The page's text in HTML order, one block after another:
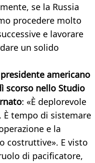
se la Russia
procedere molto
e lavorare
un solido
americano
scorso nello Studio
: «È deplorevole
È tempo di sistemare
e la
costruttive». E visto
di pacificatore,